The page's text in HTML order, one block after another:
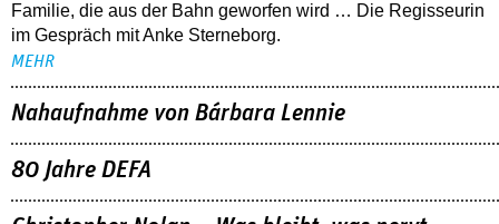
Familie, die aus der Bahn geworfen wird … Die Regisseurin
im Gespräch mit Anke Sterneborg.
MEHR
Nahaufnahme von Bárbara Lennie
80 Jahre DEFA